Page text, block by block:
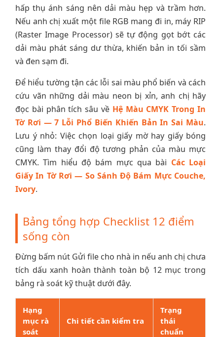
hấp thụ ánh sáng nên dải màu hẹp và trầm hơn.
Nếu anh chị xuất một file RGB mang đi in, máy RIP
(Raster Image Processor) sẽ tự động gọt bớt các
dải màu phát sáng dư thừa, khiến bản in tối sầm
và đen sạm đi.
Để hiểu tường tận các lỗi sai màu phổ biến và cách
cứu vãn những dải màu neon bị xỉn, anh chị hãy
đọc bài phân tích sâu về Hệ Màu CMYK Trong In
Tờ Rơi — 7 Lỗi Phổ Biến Khiến Bản In Sai Màu.
Lưu ý nhỏ: Việc chọn loại giấy mờ hay giấy bóng
cũng làm thay đổi độ tương phản của màu mực
CMYK. Tìm hiểu độ bám mực qua bài Các Loại
Giấy In Tờ Rơi — So Sánh Độ Bám Mực Couche,
Ivory.
Bảng tổng hợp Checklist 12 điểm
sống còn
Đừng bấm nút Gửi file cho nhà in nếu anh chị chưa
tích dấu xanh hoàn thành toàn bộ 12 mục trong
bảng rà soát kỹ thuật dưới đây.
Hạng
mục rà
soát
Chi tiết cần kiểm tra
Trạng
thái
chuẩn